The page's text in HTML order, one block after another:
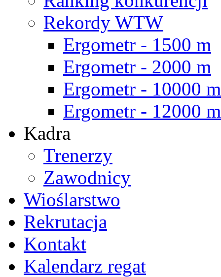
Rekordy WTW
Ergometr - 1500 m
Ergometr - 2000 m
Ergometr - 10000 m
Ergometr - 12000 m
Kadra
Trenerzy
Zawodnicy
Wioślarstwo
Rekrutacja
Kontakt
Kalendarz regat